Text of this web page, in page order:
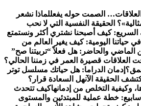
الصمت حوله يفعللماذا نشعر
الحقيقة النفسية التي لا نحب
السريع: كيف أصبحنا نشتري أكثر ونستمتع
حياتنا اليومية: كيف يغير العالم من
والحاضر: هل فعلاً “تربيتنا صح”
العلاقات قصيرة العمر في زمننا الحالي؟
إدمان الدراما: هل حياتك مسلسل توتر
الحقيقة الآنهل السعادة قرار؟
وكيفية التخلص من إدمانهاكيف تتحدث
الإنجليزية بطلاقة في 4 أسابيع: خطة عملية للمبتدئين والمستوى